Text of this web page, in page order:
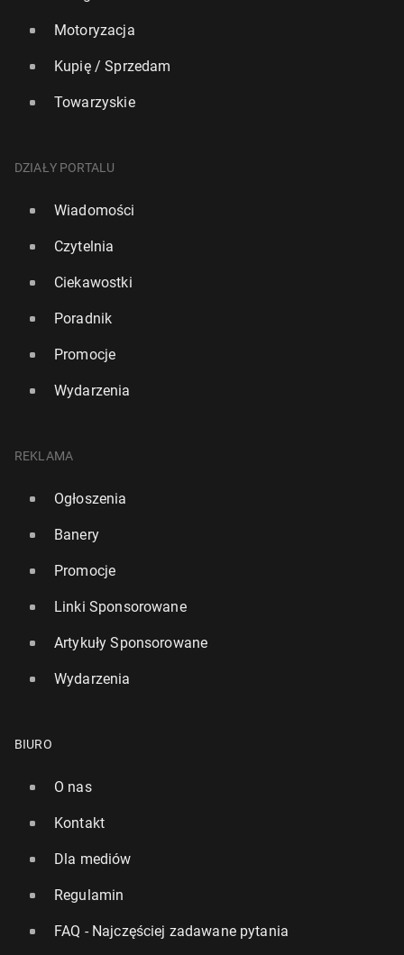
Motoryzacja
Kupię / Sprzedam
Towarzyskie
DZIAŁY PORTALU
Wiadomości
Czytelnia
Ciekawostki
Poradnik
Promocje
Wydarzenia
REKLAMA
Ogłoszenia
Banery
Promocje
Linki Sponsorowane
Artykuły Sponsorowane
Wydarzenia
BIURO
O nas
Kontakt
Dla mediów
Regulamin
FAQ - Najczęściej zadawane pytania